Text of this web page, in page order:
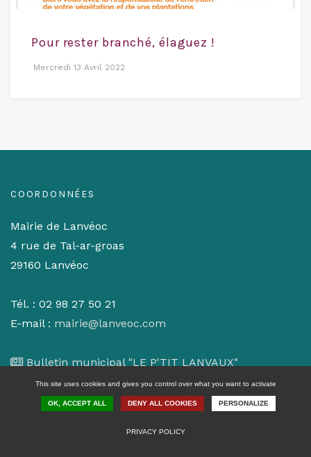
Pour rester branché, élaguez !
Mercredi 13 Avril 2022
COORDONNÉES
Mairie de Lanvéoc
4 rue de Tal-ar-groas
29160 Lanvéoc
Tél. : 02 98 27 50 21
E-mail : mairie@lanveoc.com
Bulletin municipal "LE P'TIT LANVAUX"
HORAIRES D'OUVERTURE DE LA MAIRIE
This site uses cookies and gives you control over what you want to activate
OK, ACCEPT ALL DENY ALL COOKIES PERSONALIZE
PRIVACY POLICY